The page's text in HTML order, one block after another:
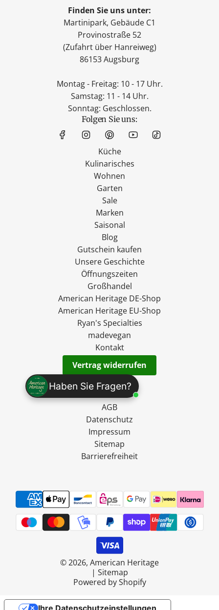
Haben Sie Fragen?
Finden Sie uns unter:
Martinipark, Gebäude C1
Provinostraße 52
(Zufahrt über Hanreiweg)
86153 Augsburg
Montag - Freitag: 10 - 17 Uhr.
Samstag: 11 - 14 Uhr.
Sonntag: Geschlossen.
Folgen Sie uns:
Küche
Kulinarisches
Wohnen
Garten
Sale
Marken
Saisonal
Blog
Gutschein kaufen
Unsere Geschichte
Öffnungszeiten
Großhandel
American Heritage DE-Shop
American Heritage EU-Shop
Ryan's Specialties
madevegan
Kontakt
Vertrag widerrufen
Versand
Widerruf
AGB
Datenschutz
Impressum
Sitemap
Barrierefreiheit
© 2026, American Heritage
| Sitemap
Powered by Shopify